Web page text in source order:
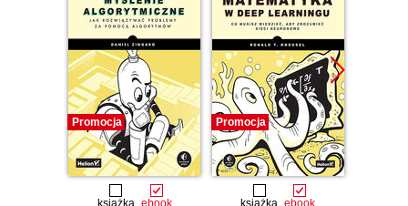
Promocja
książka ebook
Promocja
książka ebook